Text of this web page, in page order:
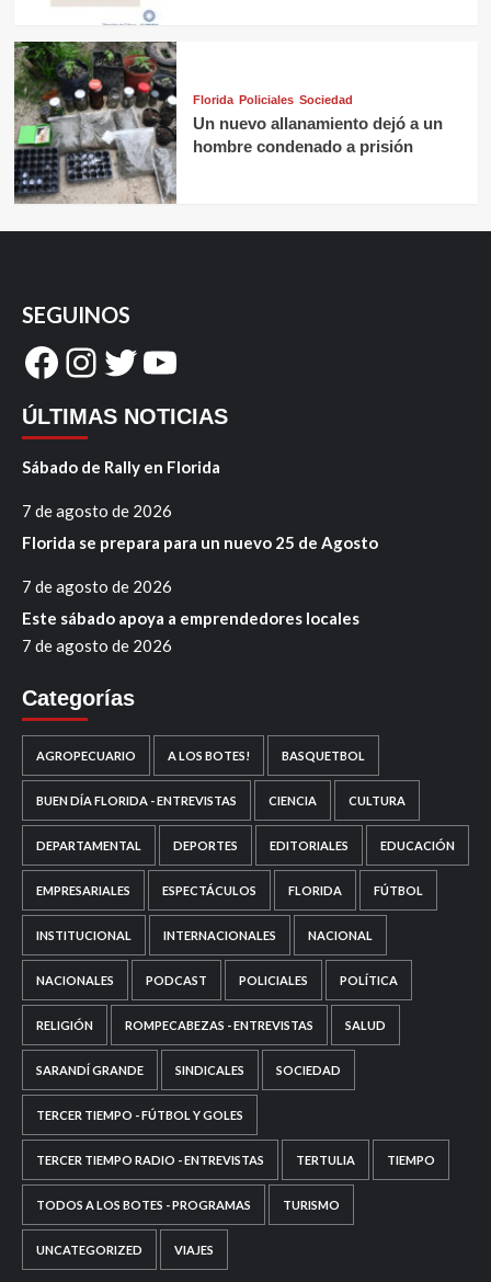
Florida Policiales Sociedad
Un nuevo allanamiento dejó a un
hombre condenado a prisión
SEGUINOS
Facebook
Instagram
Twitter
YouTube
ÚLTIMAS NOTICIAS
Sábado de Rally en Florida
7 de agosto de 2026
Florida se prepara para un nuevo 25 de Agosto
7 de agosto de 2026
Este sábado apoya a emprendedores locales
7 de agosto de 2026
Categorías
AGROPECUARIO A LOS BOTES! BASQUETBOL
BUEN DÍA FLORIDA - ENTREVISTAS CIENCIA CULTURA
DEPARTAMENTAL DEPORTES EDITORIALES EDUCACIÓN
EMPRESARIALES ESPECTÁCULOS FLORIDA FÚTBOL
INSTITUCIONAL INTERNACIONALES NACIONAL
NACIONALES PODCAST POLICIALES POLÍTICA
RELIGIÓN ROMPECABEZAS - ENTREVISTAS SALUD
SARANDÍ GRANDE SINDICALES SOCIEDAD
TERCER TIEMPO - FÚTBOL Y GOLES
TERCER TIEMPO RADIO - ENTREVISTAS TERTULIA TIEMPO
TODOS A LOS BOTES - PROGRAMAS TURISMO
UNCATEGORIZED VIAJES